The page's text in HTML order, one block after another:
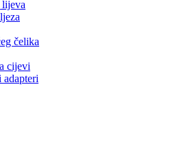
lijeva
čelika
cijevi